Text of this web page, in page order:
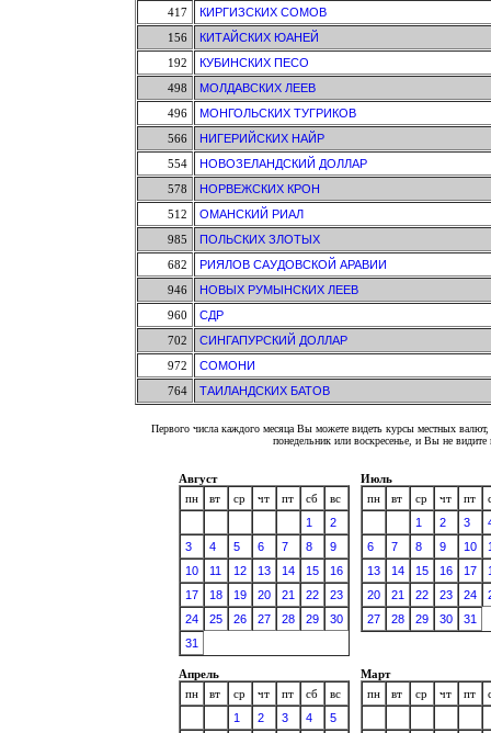
417
КИРГИЗСКИХ СОМОВ
156
КИТАЙСКИХ ЮАНЕЙ
192
КУБИНСКИХ ПЕСО
498
МОЛДАВСКИХ ЛЕЕВ
496
МОНГОЛЬСКИХ ТУГРИКОВ
566
НИГЕРИЙСКИХ НАЙР
554
НОВОЗЕЛАНДСКИЙ ДОЛЛАР
578
НОРВЕЖСКИХ КРОН
512
ОМАНСКИЙ РИАЛ
985
ПОЛЬСКИХ ЗЛОТЫХ
682
РИЯЛОВ САУДОВСКОЙ АРАВИИ
946
НОВЫХ РУМЫНСКИХ ЛЕЕВ
960
СДР
702
СИНГАПУРСКИЙ ДОЛЛАР
972
СОМОНИ
764
ТАИЛАНДСКИХ БАТОВ
Первого числа каждого месяца Вы можете видеть курсы местных
понедельник или воскресенье, и Вы не
Август
пн
вт ср чт пт сб
вс
1
2
3
4 5 6 7 8
9
10
11 12 13 14 15
16
17
18 19 20 21 22
23
24
25 26 27 28 29
30
31
Июль
пн
вт ср чт пт
1
2 3
6
7 8 9 10
13
14 15 16 17
20
21 22 23 24
27
28 29 30 31
Апрель
пн
вт ср чт пт сб
вс
1
2 3 4
5
Март
пн
вт ср чт пт